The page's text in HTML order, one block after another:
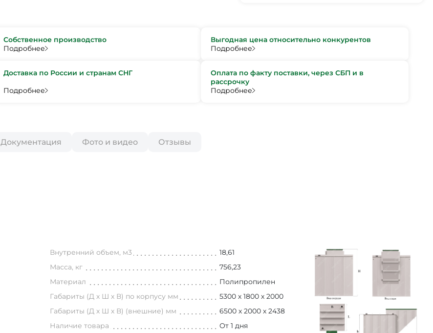
Собственное производство
Подробнее
Выгодная цена относительно конкурентов
Подробнее
Доставка по России и странам СНГ
Подробнее
Оплата по факту поставки, через СБП и в
рассрочку
Подробнее
Документация Фото и видео Отзывы
Внутренний объем, м3
18,61
Масса, кг
756,23
Материал
Полипропилен
Габариты (Д х Ш х В) по корпусу мм
5300 х 1800 х 2000
Габариты (Д х Ш х В) (внешние) мм
6500 х 2000 х 2438
Наличие товара
От 1 дня